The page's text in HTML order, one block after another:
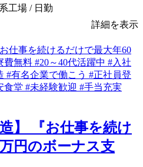
工場 / 日勤
詳細を表示
】 『お仕事を続け
円のボーナス支